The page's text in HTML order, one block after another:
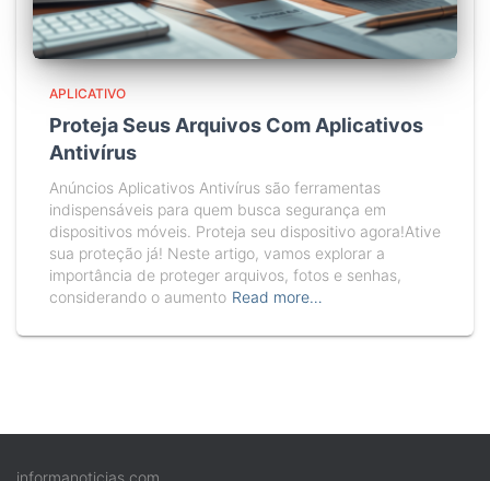
APLICATIVO
Proteja Seus Arquivos Com Aplicativos
Antivírus
Anúncios Aplicativos Antivírus são ferramentas
indispensáveis para quem busca segurança em
dispositivos móveis. Proteja seu dispositivo agora!Ative
sua proteção já! Neste artigo, vamos explorar a
importância de proteger arquivos, fotos e senhas,
considerando o aumento Read more…
informanoticias.com